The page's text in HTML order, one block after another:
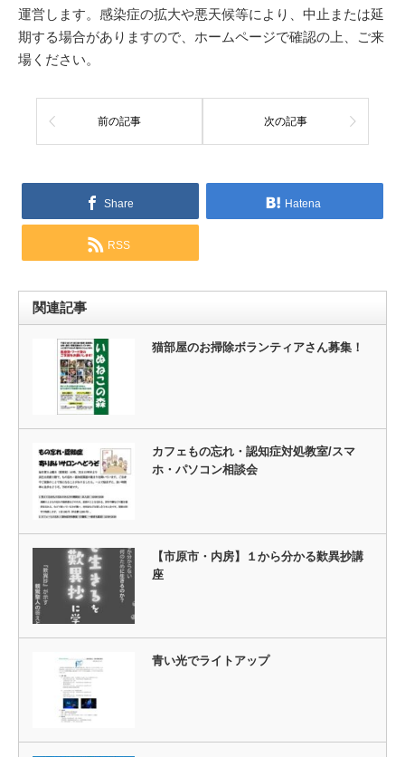
運営します。感染症の拡大や悪天候等により、中止または延
期する場合がありますので、ホームページで確認の上、ご来
場ください。
前の記事 次の記事
Share Hatena
RSS
関連記事
猫部屋のお掃除ボランティアさん募集！
カフェもの忘れ・認知症対処教室/スマ
ホ・パソコン相談会
【市原市・内房】１から分かる歎異抄講
座
青い光でライトアップ